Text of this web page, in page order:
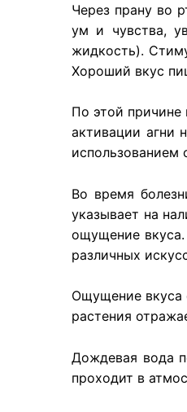
Через прану во
ум и чувства,
жидкость).
Хороший вкус
По этой причине
активации агни
использованием
Во время
указывает на
ощущение
различных
Ощущение вкуса
растения
Дождевая вода
проходит в